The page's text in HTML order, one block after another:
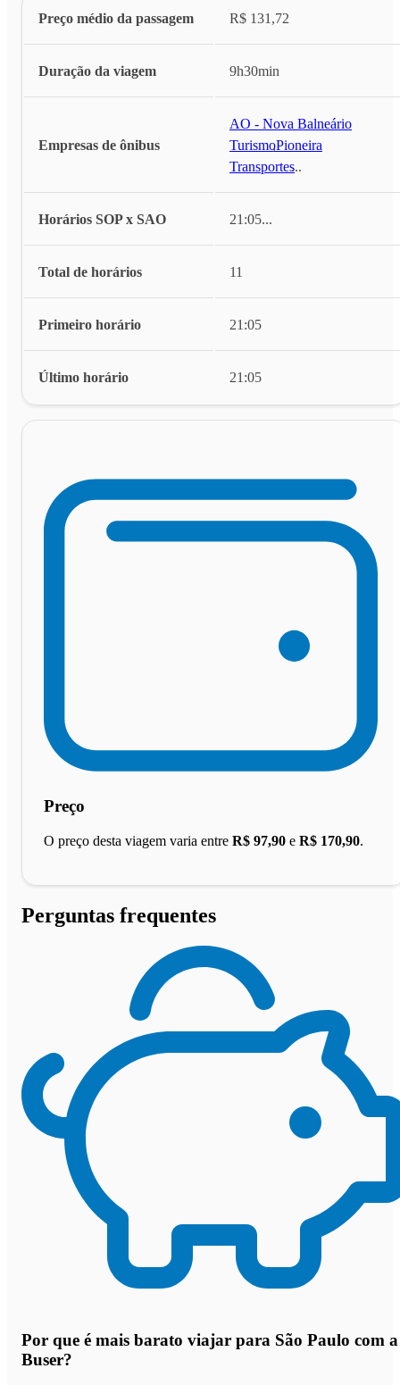
Preço médio da passagem R$ 131,72
Duração da viagem 9h30min
Empresas de ônibus
AO - Nova Balneário
Turismo,Pioneira
Transportes...
Horários SOP x SAO 21:05...
Total de horários 11
Primeiro horário 21:05
Último horário 21:05
Preço
O preço desta viagem varia entre R$ 97,90 e R$ 170,90.
Perguntas frequentes
Por que é mais barato viajar para São Paulo com a
Buser?